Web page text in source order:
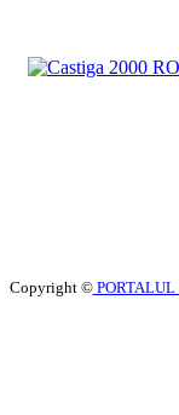
Copyright ©PORTALUL